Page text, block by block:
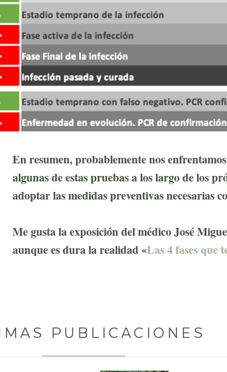
En resumen, probablemente nos
algunas de estas pruebas a los largo de los
adoptar las medidas preventivas necesarias
Me gusta la exposición del médico José
aunque es dura la realidad «Las 4 fases que
PUBLICACIONES